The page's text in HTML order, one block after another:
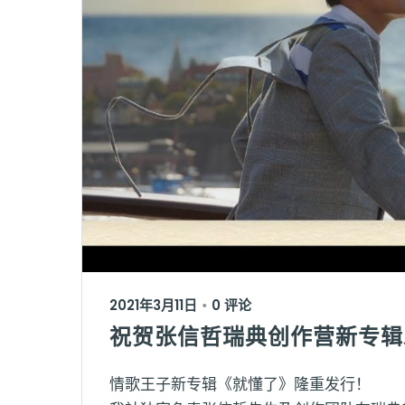
2021年3月11日 • 0 评论
祝贺张信哲瑞典创作营新专
情歌王子新专辑《就懂了》隆重发行！